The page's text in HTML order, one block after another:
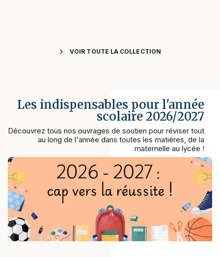
chevron_right VOIR TOUTE LA COLLECTION
Les indispensables pour l'année
scolaire 2026/2027
Découvrez tous nos ouvrages de soutien pour réviser tout
au long de l'année dans toutes les matières, de la
maternelle au lycée !